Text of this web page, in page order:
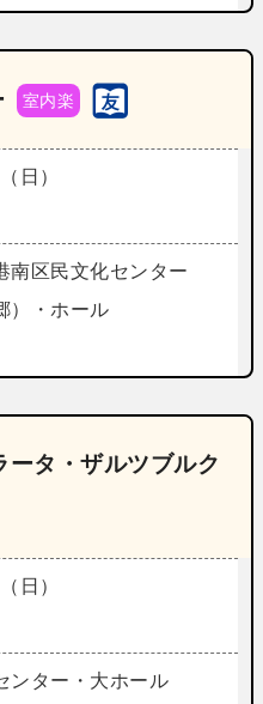
室内楽
日）
南区民文化センター
）・ホール
タ・ザルツブルク
日）
ンター・大ホール